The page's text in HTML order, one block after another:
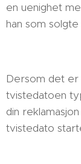
en uenighet
han som
Dersom det er
tvistedatoen
din
tvistedato